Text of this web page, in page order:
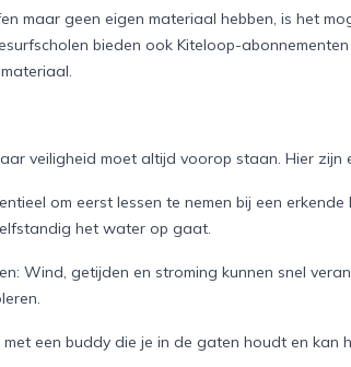
maar geen eigen materiaal hebben, is het
bieden ook Kiteloop-
veiligheid moet altijd voorop staan. Hier zijn
om eerst lessen te nemen bij een
het water op gaat.
Wind, getijden en stroming kunnen snel
een buddy die je in de gaten houdt en kan